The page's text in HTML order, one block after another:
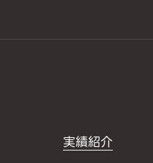
実績紹介